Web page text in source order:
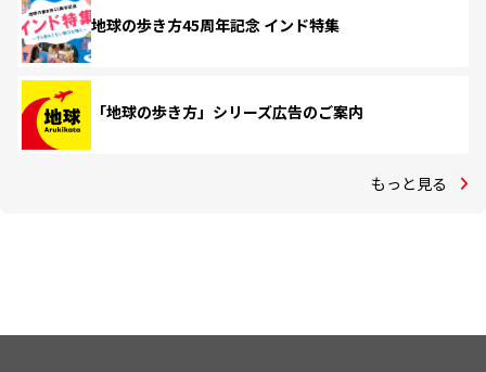
地球の歩き方45周年記念 インド特集
「地球の歩き方」シリーズ広告のご案内
もっと見る